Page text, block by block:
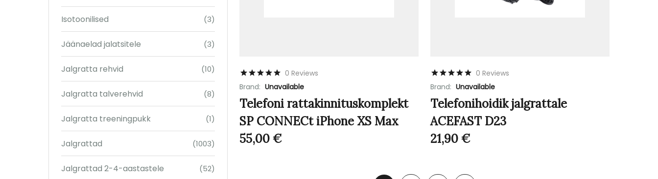
Isotoonilised (3)
Jäänaelad jalatsitele (3)
Jalgratta rehvid (10)
Jalgratta talverehvid (8)
Jalgratta treeningpukk (1)
Jalgrattad (1003)
Jalgrattad 2-4-aastastele (52)
0 Reviews
Brand: Unavailable
Telefoni rattakinnituskomplekt
SP CONNECt iPhone XS Max
55,00€
0 Reviews
Brand: Unavailable
Telefonihoidik jalgrattale
ACEFAST D23
21,90€